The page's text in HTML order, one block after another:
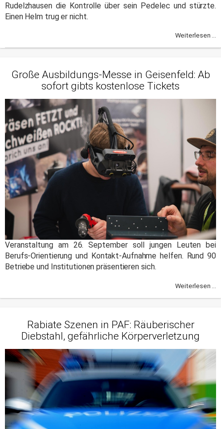
Rudelzhausen die Kontrolle über sein Pedelec und stürzte.
Einen Helm trug er nicht.
Weiterlesen ...
Große Ausbildungs-Messe in Geisenfeld: Ab
sofort gibts kostenlose Tickets
Veranstaltung am 26. September soll jungen Leuten bei
Berufs-Orientierung und Kontakt-Aufnahme helfen. Rund 90
Betriebe und Institutionen präsentieren sich.
Weiterlesen ...
Rabiate Szenen in PAF: Räuberischer
Diebstahl, gefährliche Körperverletzung